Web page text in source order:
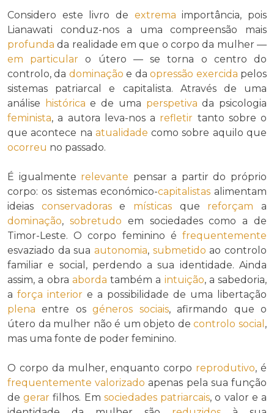
Considero este livro de extrema importância, pois
Lianawati conduz-nos a uma compreensão mais
profunda da realidade em que o corpo da mulher —
em particular o útero — se torna o centro do
controlo, da dominação e daopressão exercida pelos
sistemas patriarcal e capitalista. Através de uma
análise
histórica e de uma perspetiva da psicologia
feminista, a autora leva-nos a refletir tanto sobre o
que acontece na atualidade como sobre aquilo que
ocorreu no passado.
É igualmente relevante pensar a partir do próprio
corpo: os sistemas económico-capitalistasalimentam
ideias conservadorase místicas que reforçam a
dominação, sobretudo em sociedades como a de
Timor-Leste. O corpo feminino é frequentemente
esvaziado da sua autonomia, submetido ao controlo
familiar e social, perdendo a sua identidade. Ainda
assim, a obra aborda também a intuição, a sabedoria,
a força interior e a possibilidade de uma libertação
plena entre osgéneros sociais, afirmando que o
útero da mulher não é um objeto decontrolo social ,
mas uma fonte de poder feminino.
O corpo da mulher, enquanto corpo reprodutivo, é
frequentemente valorizado apenas pela sua função
degerar filhos. Em sociedades patriarcais, o valor e a